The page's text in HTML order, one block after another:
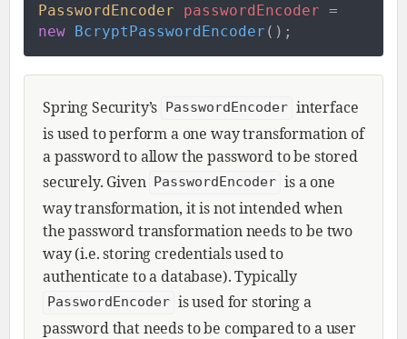
PasswordEncoder passwordEncoder =
new BcryptPasswordEncoder ( ) ;
Spring Security’s PasswordEncoder interface
is used to perform a one way transformation of
a password to allow the password to be stored
securely. Given
PasswordEncoder is a one
way transformation, it is not intended when
the password transformation needs to be two
way (i.e. storing credentials used to
authenticate to a database). Typically
PasswordEncoder is used for storing a
password that needs to be compared to a user